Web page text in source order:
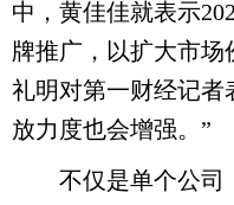
中，黄佳佳就表示
牌推广，以扩大市场
礼明对第一财经记者
放力度也会增强。”
不仅是单个公司